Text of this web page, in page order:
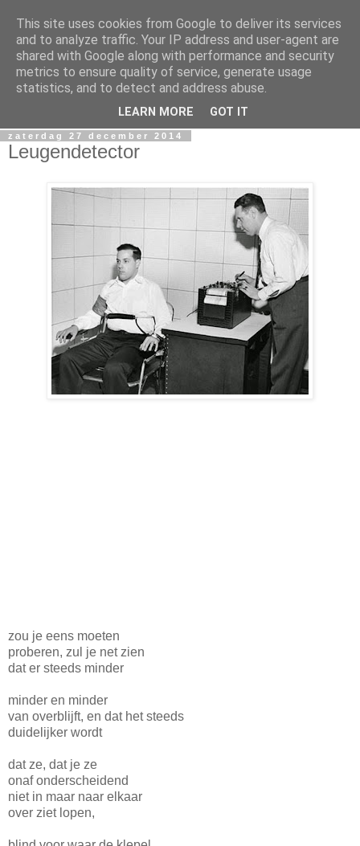
Miguel Santos
Ergens in Rotterdam. Waarschijnlijk in de nacht. Pen en
zaterdag 27 december 2014
Leugendetector
zou je eens moeten
proberen, zul je net zien
dat er steeds minder
minder en minder
van overblijft, en dat het steeds
duidelijker wordt
dat ze, dat je ze
onaf onderscheidend
niet in maar naar elkaar
over ziet lopen,
This site uses cookies from Google to deliver its services
and to analyze traffic. Your IP address and user-agent are
shared with Google along with performance and security
metrics to ensure quality of service, generate usage
statistics, and to detect and address abuse.
LEARN MORE GOT IT